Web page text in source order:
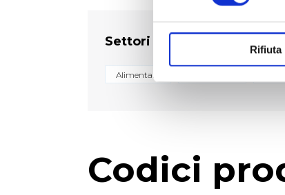
Rifiuta
Settori
Alimentare
Codici